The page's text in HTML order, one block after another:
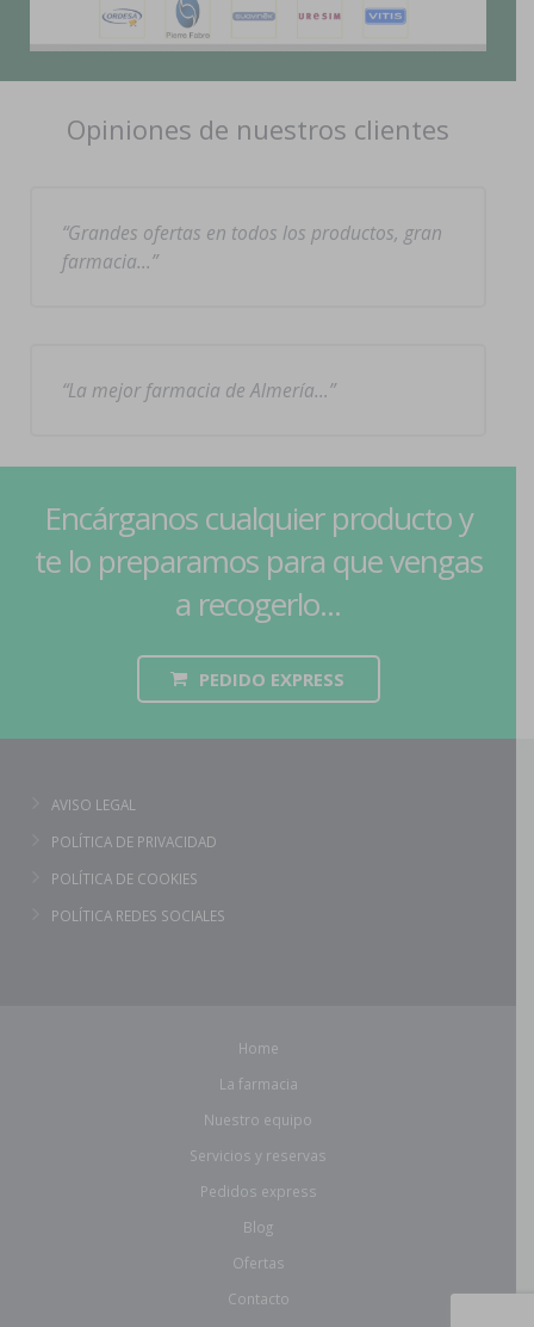
Opiniones de nuestros clientes
Grandes ofertas en todos los productos, gran
farmacia…
La mejor farmacia de Almería…
Encárganos cualquier producto y
te lo preparamos para que vengas
a recogerlo...
PEDIDO EXPRESS
AVISO LEGAL
POLÍTICA DE PRIVACIDAD
POLÍTICA DE COOKIES
POLÍTICA REDES SOCIALES
Home
La farmacia
Nuestro equipo
Servicios y reservas
Pedidos express
Blog
Ofertas
Contacto